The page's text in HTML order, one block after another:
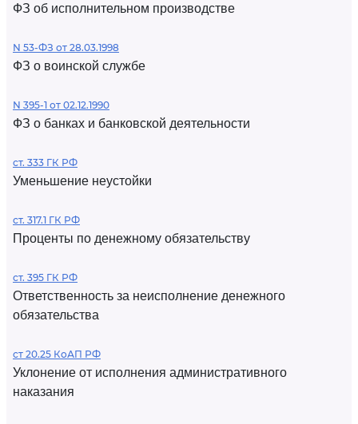
ФЗ об исполнительном производстве
N 53-ФЗ от 28.03.1998
ФЗ о воинской службе
N 395-1 от 02.12.1990
ФЗ о банках и банковской деятельности
ст. 333 ГК РФ
Уменьшение неустойки
ст. 317.1 ГК РФ
Проценты по денежному обязательству
ст. 395 ГК РФ
Ответственность за неисполнение денежного
обязательства
ст 20.25 КоАП РФ
Уклонение от исполнения административного
наказания